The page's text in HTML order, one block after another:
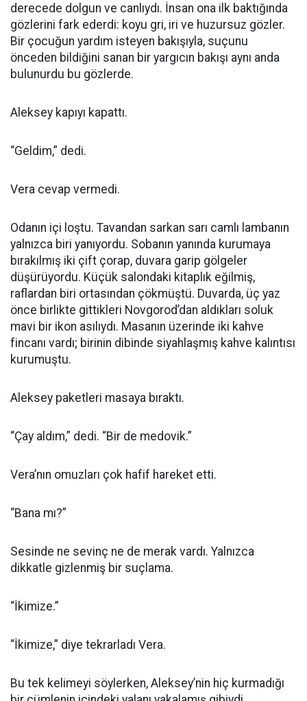
derecede dolgun ve canlıydı. İnsan ona ilk baktığında
gözlerini fark ederdi: koyu gri, iri ve huzursuz gözler.
Bir çocuğun yardım isteyen bakışıyla, suçunu
önceden bildiğini sanan bir yargıcın bakışı aynı anda
bulunurdu bu gözlerde.
Aleksey kapıyı kapattı.
“Geldim,” dedi.
Vera cevap vermedi.
Odanın içi loştu. Tavandan sarkan sarı camlı lambanın
yalnızca biri yanıyordu. Sobanın yanında kurumaya
bırakılmış iki çift çorap, duvara garip gölgeler
düşürüyordu. Küçük salondaki kitaplık eğilmiş,
raflardan biri ortasından çökmüştü. Duvarda, üç yaz
önce birlikte gittikleri Novgorod’dan aldıkları soluk
mavi bir ikon asılıydı. Masanın üzerinde iki kahve
fincanı vardı; birinin dibinde siyahlaşmış kahve kalıntısı
kurumuştu.
Aleksey paketleri masaya bıraktı.
“Çay aldım,” dedi. “Bir de medovik.”
Vera’nın omuzları çok hafif hareket etti.
“Bana mı?”
Sesinde ne sevinç ne de merak vardı. Yalnızca
dikkatle gizlenmiş bir suçlama.
“İkimize.”
“İkimize,” diye tekrarladı Vera.
Bu tek kelimeyi söylerken, Aleksey’nin hiç kurmadığı